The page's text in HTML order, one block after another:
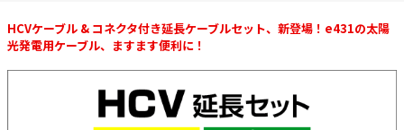
防犯工事関連
電話線／コネクタ／アダプタ
防犯カメラ工事
LAN配線工事
電話工事
HCVケーブル & コネクタ付き延長ケーブルセット、新登場！e431の太陽
光発電用ケーブル、ますます便利に！